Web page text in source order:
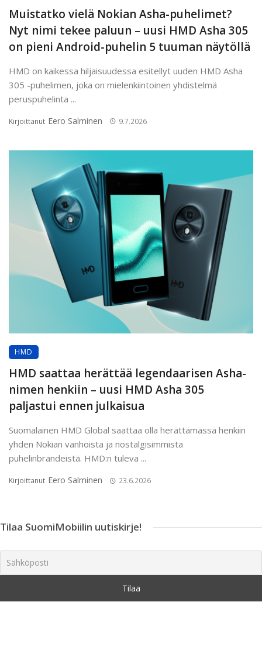
Muistatko vielä Nokian Asha-puhelimet?
Nyt nimi tekee paluun – uusi HMD Asha 305
on pieni Android-puhelin 5 tuuman näytöllä
HMD on kaikessa hiljaisuudessa esitellyt uuden HMD Asha
305 -puhelimen, joka on mielenkiintoinen yhdistelmä
peruspuhelinta ...
Kirjoittanut Eero Salminen 9.7.2026
HMD
HMD saattaa herättää legendaarisen Asha-
nimen henkiin – uusi HMD Asha 305
paljastui ennen julkaisua
Suomalainen HMD Global saattaa olla herättämässä henkiin
yhden Nokian vanhoista ja nostalgisimmista
puhelinbrändeistä. HMD:n tuleva ...
Kirjoittanut Eero Salminen 23.6.2026
Tilaa SuomiMobiilin uutiskirje!